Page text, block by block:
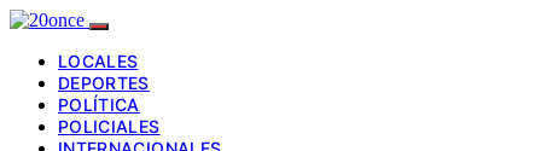
LOCALES
DEPORTES
POLÍTICA
POLICIALES